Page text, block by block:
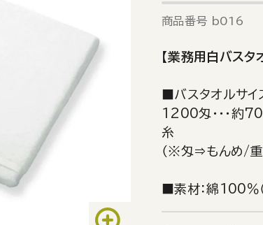
商品番号 b016
【業務用白バスタ
■バスタオルサイ
1200匁・・・約
糸
（※匁⇒もんめ/重
■素材：綿100％